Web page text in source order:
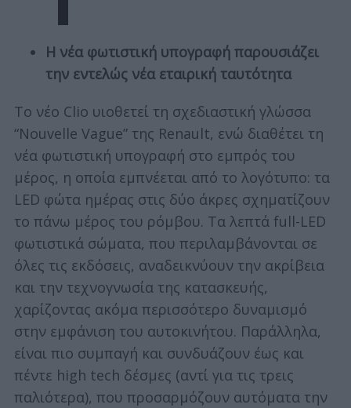
Η νέα φωτιστική υπογραφή παρουσιάζει
την εντελώς νέα εταιρική ταυτότητα
Το νέο Clio υιοθετεί τη σχεδιαστική γλώσσα
“Nouvelle Vague” της Renault, ενώ διαθέτει τη
νέα φωτιστική υπογραφή στο εμπρός του
μέρος, η οποία εμπνέεται από το λογότυπο: τα
LED φώτα ημέρας στις δύο άκρες σχηματίζουν
το πάνω μέρος του ρόμβου. Τα λεπτά full-LED
φωτιστικά σώματα, που περιλαμβάνονται σε
όλες τις εκδόσεις, αναδεικνύουν την ακρίβεια
και την τεχνογνωσία της κατασκευής,
χαρίζοντας ακόμα περισσότερο δυναμισμό
στην εμφάνιση του αυτοκινήτου. Παράλληλα,
είναι πιο συμπαγή και συνδυάζουν έως και
πέντε high tech δέσμες (αντί για τις τρεις
παλιότερα), που προσαρμόζουν αυτόματα την